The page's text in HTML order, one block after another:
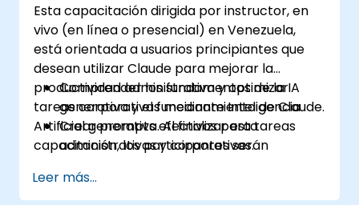
Esta capacitación dirigida por instructor, en
vivo (en línea o presencial) en Venezuela,
está orientada a usuarios principiantes que
desean utilizar Claude para mejorar la
productividad administrativa y optimizar
tareas corporativas mediante Inteligencia
Artificial generativa. Al finalizar esta
capacitación, los participantes serán
Comprender los fundamentos de la IA
generativa y el funcionamiento de Claude.
Crear prompts efectivos para tareas
administrativas y corporativas.
y reportes utilizando IA.
Leer más...